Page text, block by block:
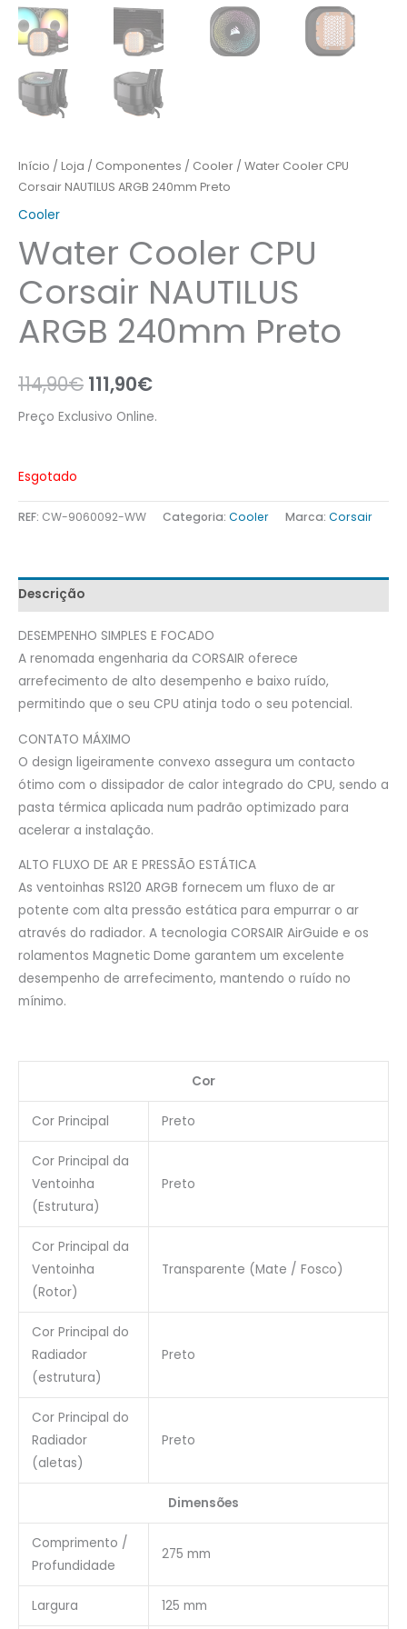
Início / Loja / Componentes / Cooler / Water Cooler CPU
Corsair NAUTILUS ARGB 240mm Preto
Cooler
Water Cooler CPU
Corsair NAUTILUS
ARGB 240mm Preto
114,90€ 111,90€
Preço Exclusivo Online.
Esgotado
REF: CW-9060092-WW Categoria: Cooler Marca: Corsair
Descrição
DESEMPENHO SIMPLES E FOCADO
A renomada engenharia da CORSAIR oferece
arrefecimento de alto desempenho e baixo ruído,
permitindo que o seu CPU atinja todo o seu potencial.
CONTATO MÁXIMO
O design ligeiramente convexo assegura um contacto
ótimo com o dissipador de calor integrado do CPU, sendo a
pasta térmica aplicada num padrão optimizado para
acelerar a instalação.
ALTO FLUXO DE AR E PRESSÃO ESTÁTICA
As ventoinhas RS120 ARGB fornecem um fluxo de ar
potente com alta pressão estática para empurrar o ar
através do radiador. A tecnologia CORSAIR AirGuide e os
rolamentos Magnetic Dome garantem um excelente
desempenho de arrefecimento, mantendo o ruído no
mínimo.
Cor
Cor Principal Preto
Cor Principal da
Ventoinha
(Estrutura)
Preto
Cor Principal da
Ventoinha
(Rotor)
Transparente (Mate / Fosco)
Cor Principal do
Radiador
(estrutura)
Preto
Cor Principal do
Radiador
(aletas)
Preto
Dimensões
Comprimento /
Profundidade
275 mm
Largura 125 mm